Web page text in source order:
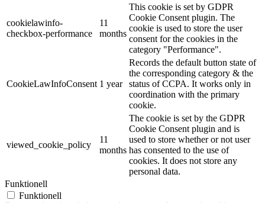
cookielawinfo-
checkbox-performance
11
months
This cookie is set by GDPR
Cookie Consent plugin. The
cookie is used to store the user
consent for the cookies in the
category "Performance".
CookieLawInfoConsent 1 year
Records the default button state of
the corresponding category & the
status of CCPA. It works only in
coordination with the primary
cookie.
viewed_cookie_policy
11
months
The cookie is set by the GDPR
Cookie Consent plugin and is
used to store whether or not user
has consented to the use of
cookies. It does not store any
personal data.
Funktionell
Funktionell